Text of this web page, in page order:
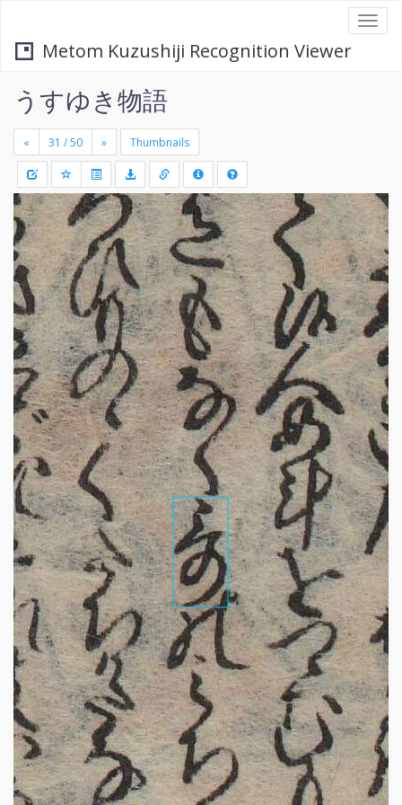
Metom Kuzushiji Recognition Viewer
うすゆき物語
« » Thumbnails
+
-
Draw
a